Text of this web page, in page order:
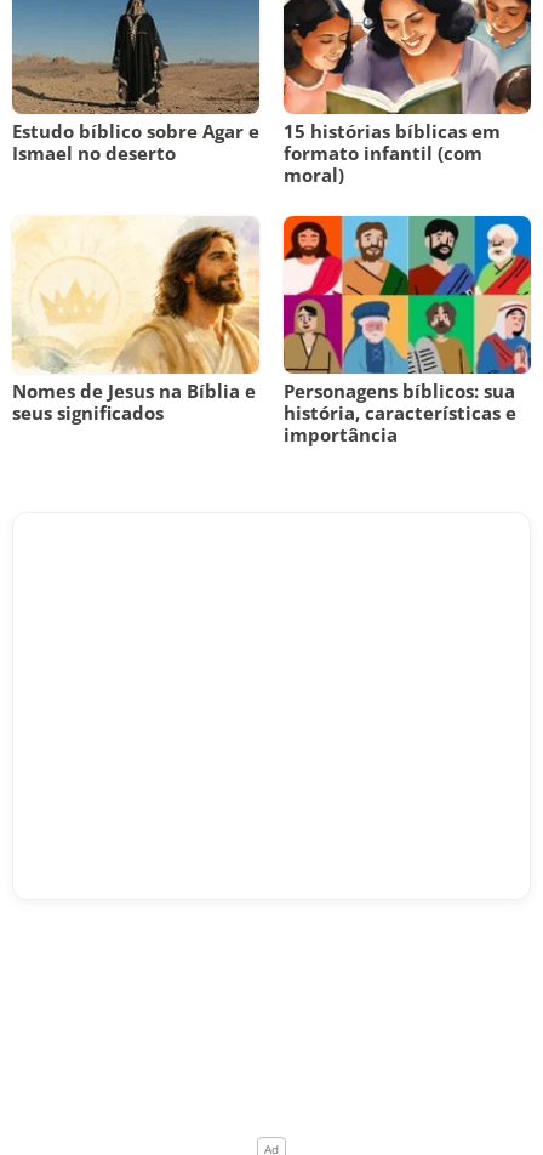
Estudo bíblico sobre Agar e
Ismael no deserto
15 histórias bíblicas em
formato infantil (com
moral)
Nomes de Jesus na Bíblia e
seus significados
Personagens bíblicos: sua
história, características e
importância